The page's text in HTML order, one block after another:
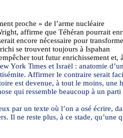
proche » de l’arme nucléaire
affirme que Téhéran pourrait
encore nécessaire pour
se trouvent toujours à Ispahan
tout futur enrichissement
York Times et Israël : anatomie
Affirmer le contraire serait
est devenue, à tout le moins, une
qui ressemble beaucoup à un
par un texte où l’on a osé écrire,
Il ne reste plus, à ce stade,